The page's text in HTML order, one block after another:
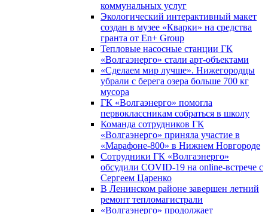
коммунальных услуг
Экологический интерактивный макет
создан в музее «Кварки» на средства
гранта от En+ Group
Тепловые насосные станции ГК
«Волгаэнерго» стали арт-объектами
«Сделаем мир лучше». Нижегородцы
убрали с берега озера больше 700 кг
мусора
ГК «Волгаэнерго» помогла
первоклассникам собраться в школу
Команда сотрудников ГК
«Волгаэнерго» приняла участие в
«Марафоне-800» в Нижнем Новгороде
Сотрудники ГК «Волгаэнерго»
обсудили COVID-19 на online-встрече с
Сергеем Царенко
В Ленинском районе завершен летний
ремонт тепломагистрали
«Волгаэнерго» продолжает